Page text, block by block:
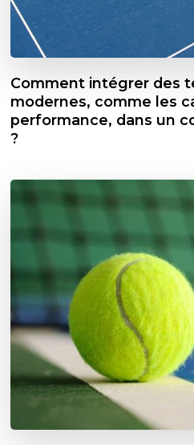
Comment intégrer des
modernes, comme les
performance, dans un
?